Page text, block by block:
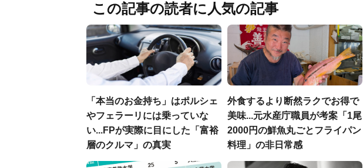
この記事の読者に人気の記事
「本当のお金持ち」はポルシェ
やフェラーリには乗っていな
い...FPが実際に目にした「富裕
層のクルマ」の真実
外食するより断然ラクでお得で
美味...元水産庁職員が考案「1尾
2000円の鮮魚丸ごとフライパン
料理」の非日常感